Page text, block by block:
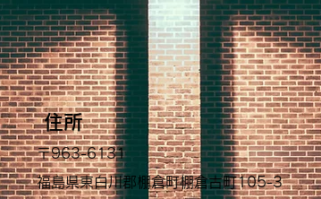
住所
〒963-6131
福島県東白川郡棚倉町棚倉古町105-3